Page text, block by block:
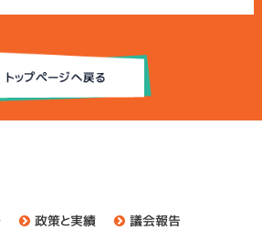
政策と実績
議会報告